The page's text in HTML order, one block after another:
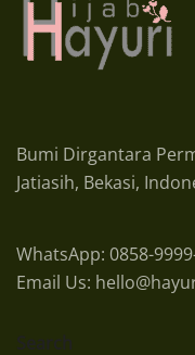
Bumi Dirgantara
Jatiasih, Bekasi,
WhatsApp: 0858-
Email Us:
Search